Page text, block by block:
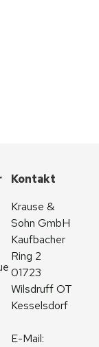
Kontakt
Krause &
Sohn GmbH
Kaufbacher
Ring 2
01723
Wilsdruff OT
Kesselsdorf